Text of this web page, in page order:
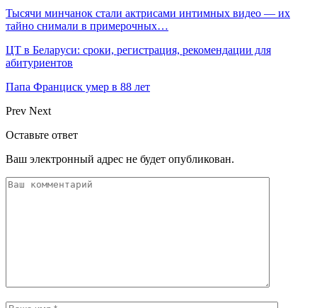
Тысячи минчанок стали актрисами интимных видео — их
тайно снимали в примерочных…
ЦТ в Беларуси: сроки, регистрация, рекомендации для
абитуриентов
Папа Франциск умер в 88 лет
Prev Next
Оставьте ответ
Ваш электронный адрес не будет опубликован.